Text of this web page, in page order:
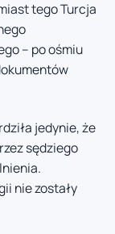
tego Turcja
– po ośmiu
jedynie, że
sędziego
nie zostały